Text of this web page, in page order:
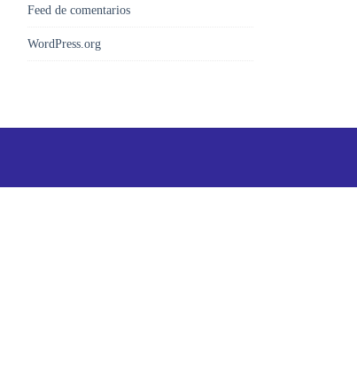
Feed de comentarios
WordPress.org